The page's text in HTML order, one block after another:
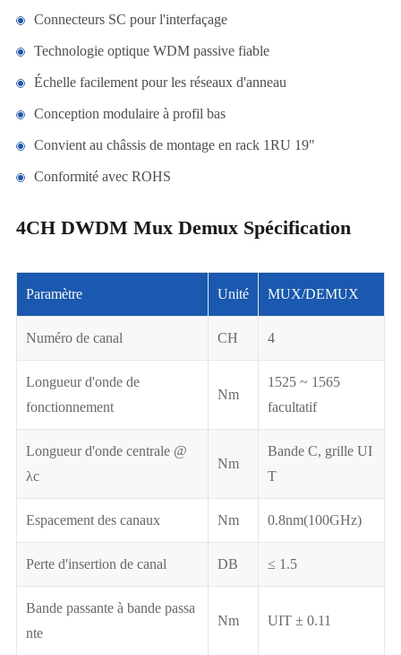
Connecteurs SC pour l'interfaçage
Technologie optique WDM passive fiable
Échelle facilement pour les réseaux d'anneau
Conception modulaire à profil bas
Convient au châssis de montage en rack 1RU 19"
Conformité avec ROHS
4CH DWDM Mux Demux Spécification
Paramètre Unité MUX/DEMUX
Numéro de canal CH 4
Longueur d'onde de
fonctionnement
Nm
1525 ~ 1565
facultatif
Longueur d'onde centrale @
λc
Nm
Bande C, grille UI
T
Espacement des canaux Nm 0.8nm(100GHz)
Perte d'insertion de canal DB ≤ 1.5
Bande passante à bande passa
nte
Nm UIT ± 0.11